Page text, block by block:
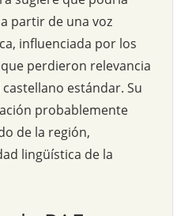
partir de una voz
influenciada por los
perdieron relevancia
estándar. Su
probablemente
de la región,
lingüística de la